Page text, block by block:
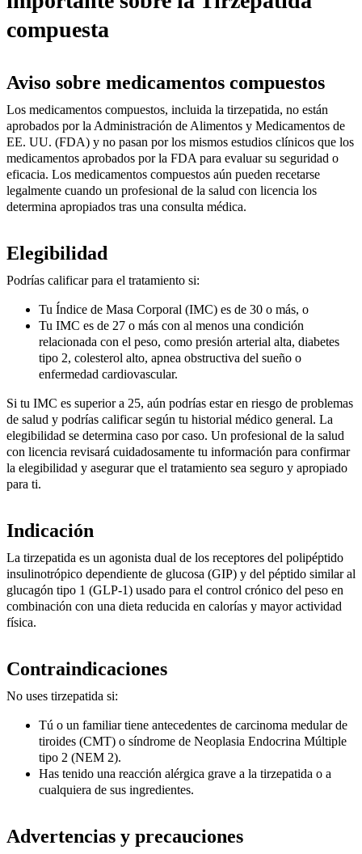
compuesta
Aviso sobre medicamentos compuestos
Los medicamentos compuestos, incluida la tirzepatida, no están
aprobados por la Administración de Alimentos y Medicamentos de
EE. UU. (FDA) y no pasan por los mismos estudios clínicos que los
medicamentos aprobados por la FDA para evaluar su seguridad o
eficacia. Los medicamentos compuestos aún pueden recetarse
legalmente cuando un profesional de la salud con licencia los
determina apropiados tras una consulta médica.
Elegibilidad
Podrías calificar para el tratamiento si:
Tu Índice de Masa Corporal (IMC) es de 30 o más, o
Tu IMC es de 27 o más con al menos una condición
relacionada con el peso, como presión arterial alta, diabetes
tipo 2, colesterol alto, apnea obstructiva del sueño o
enfermedad cardiovascular.
Si tu IMC es superior a 25, aún podrías estar en riesgo de problemas
de salud y podrías calificar según tu historial médico general. La
elegibilidad se determina caso por caso. Un profesional de la salud
con licencia revisará cuidadosamente tu información para confirmar
la elegibilidad y asegurar que el tratamiento sea seguro y apropiado
para ti.
Indicación
La tirzepatida es un agonista dual de los receptores del polipéptido
insulinotrópico dependiente de glucosa (GIP) y del péptido similar al
glucagón tipo 1 (GLP-1) usado para el control crónico del peso en
combinación con una dieta reducida en calorías y mayor actividad
física.
Contraindicaciones
No uses tirzepatida si:
Tú o un familiar tiene antecedentes de carcinoma medular de
tiroides (CMT) o síndrome de Neoplasia Endocrina Múltiple
tipo 2 (NEM 2).
Has tenido una reacción alérgica grave a la tirzepatida o a
cualquiera de sus ingredientes.
Advertencias y precauciones